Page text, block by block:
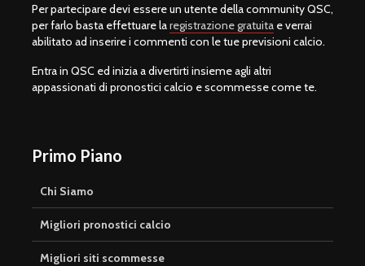
Per partecipare devi essere un utente della community QSC,
per farlo basta effettuare laregistrazione gratuita e verrai
abilitato ad inserire i commenti con le tue previsioni calcio.
Entra in QSC ed inizia a divertirti insieme agli altri
appassionati di pronostici calcio e scommesse come te.
Primo Piano
Chi Siamo
Migliori pronostici calcio
Migliori siti scommesse